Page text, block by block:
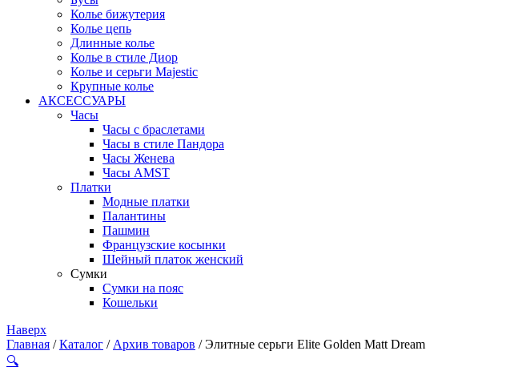
Колье бижутерия
Колье цепь
Длинные колье
Колье в стиле Диор
Колье и серьги Majestic
Крупные колье
АКСЕССУАРЫ
Часы
Часы с браслетами
Часы в стиле Пандора
Часы Женева
Часы AMST
Платки
Модные платки
Палантины
Пашмин
Французские косынки
Шейный платок женский
Сумки
Сумки на пояс
Кошельки
Наверх
Главная /Каталог / Архив товаров / Элитные серьги Elite Golden Matt Dream
🔍